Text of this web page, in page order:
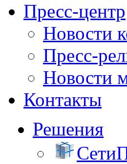
Пресс-центр
Новости
Пресс-
Новости
Контакты
Решения
Сети